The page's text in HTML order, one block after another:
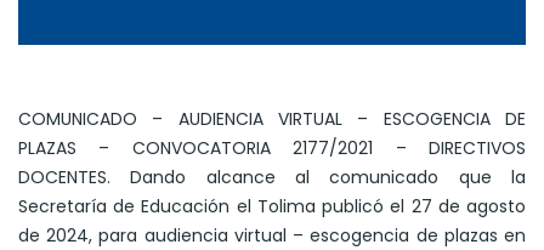
COMUNICADO – AUDIENCIA VIRTUAL – ESCOGENCIA DE
PLAZAS – CONVOCATORIA 2177/2021 – DIRECTIVOS
DOCENTES. Dando alcance al comunicado que la
Secretaría de Educación el Tolima publicó el 27 de agosto
de 2024, para audiencia virtual – escogencia de plazas en